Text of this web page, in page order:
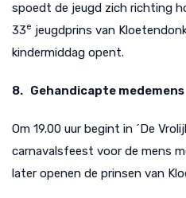
spoedt de jeugd zich richting
33e jeugdprins van
kindermiddag opent.
8. Gehandicapte medemens
Om 19.00 uur begint in ´De
carnavalsfeest voor de mens
later openen de prinsen van